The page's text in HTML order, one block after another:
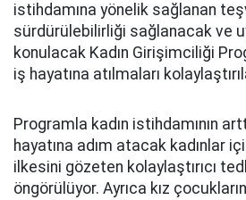
istihdamına yönelik sağlanan
sürdürülebilirliği sağlanacak ve
konulacak Kadın Girişimciliği
iş hayatına atılmaları
Programla kadın istihdamının
hayatına adım atacak kadınlar
ilkesini gözeten kolaylaştırıcı
öngörülüyor. Ayrıca kız